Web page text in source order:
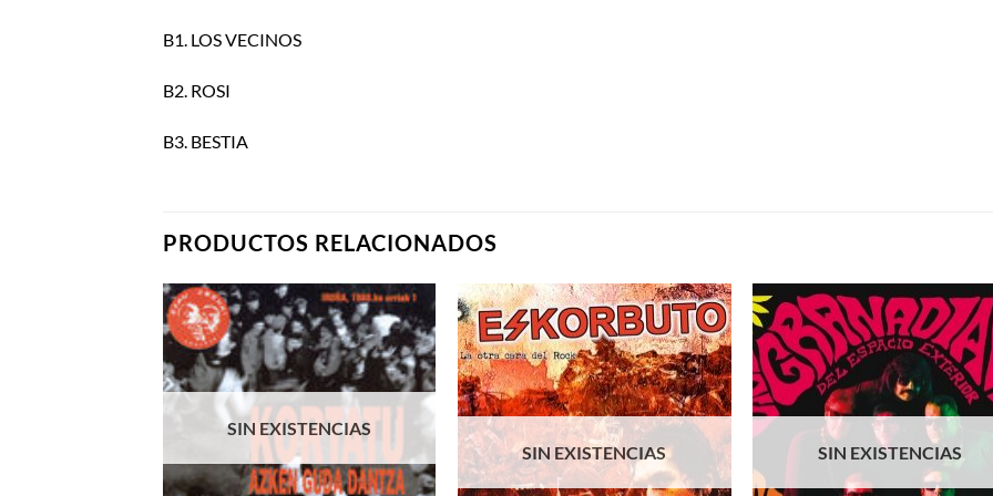
B1. LOS VECINOS
B2. ROSI
B3. BESTIA
PRODUCTOS RELACIONADOS
SIN EXISTENCIAS
SIN EXISTENCIAS
SIN EXISTENCIAS